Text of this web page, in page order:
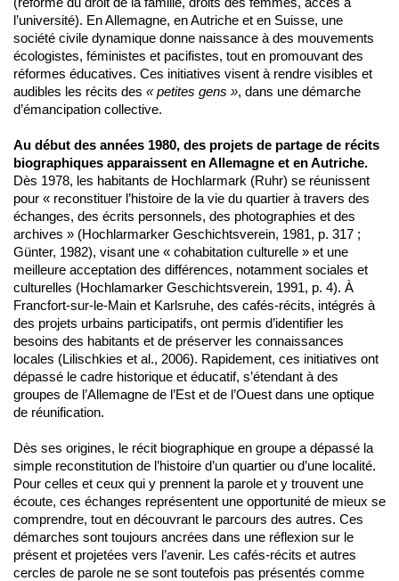
l’université). En Allemagne, en Autriche et en Suisse, une
société civile dynamique donne naissance à des mouvements
écologistes, féministes et pacifistes, tout en promouvant des
réformes éducatives. Ces initiatives visent à rendre visibles et
audibles les récits des « petites gens », dans une démarche
d’émancipation collective.
Au début des années 1980, des projets de partage de récits
biographiques apparaissent en Allemagne et en Autriche.
Dès 1978, les habitants de Hochlarmark (Ruhr) se réunissent
pour « reconstituer l’histoire de la vie du quartier à travers des
échanges, des écrits personnels, des photographies et des
archives » (Hochlarmarker Geschichtsverein, 1981, p. 317 ;
Günter, 1982), visant une « cohabitation culturelle » et une
meilleure acceptation des différences, notamment sociales et
culturelles (Hochlamarker Geschichtsverein, 1991, p. 4). À
Francfort-sur-le-Main et Karlsruhe, des cafés-récits, intégrés à
des projets urbains participatifs, ont permis d’identifier les
besoins des habitants et de préserver les connaissances
locales (Lilischkies et al., 2006). Rapidement, ces initiatives ont
dépassé le cadre historique et éducatif, s’étendant à des
groupes de l’Allemagne de l’Est et de l’Ouest dans une optique
de réunification.
Dès ses origines, le récit biographique en groupe a dépassé la
simple reconstitution de l’histoire d’un quartier ou d’une localité.
Pour celles et ceux qui y prennent la parole et y trouvent une
écoute, ces échanges représentent une opportunité de mieux se
comprendre, tout en découvrant le parcours des autres. Ces
démarches sont toujours ancrées dans une réflexion sur le
présent et projetées vers l’avenir. Les cafés-récits et autres
cercles de parole ne se sont toutefois pas présentés comme